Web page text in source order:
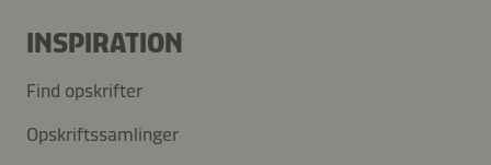
INSPIRATION
Find opskrifter
Opskriftssamlinger